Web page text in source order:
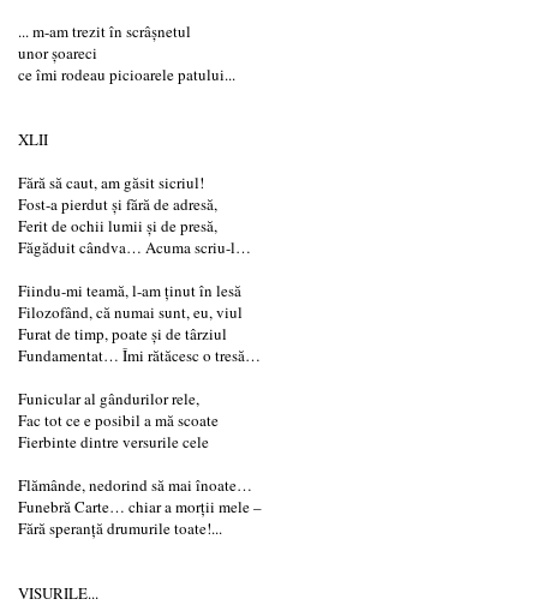
... m-am trezit în scrâşnetul
unor şoareci
ce îmi rodeau picioarele patului...
XLII
Fără să caut, am găsit sicriul!
Fost-a pierdut şi fără de adresă,
Ferit de ochii lumii şi de presă,
Făgăduit cândva… Acuma scriu-l…
Fiindu-mi teamă, l-am ţinut în lesă
Filozofând, că numai sunt, eu, viul
Furat de timp, poate şi de târziul
Fundamentat… Îmi rătăcesc o tresă…
Funicular al gândurilor rele,
Fac tot ce e posibil a mă scoate
Fierbinte dintre versurile cele
Flămânde, nedorind să mai înoate…
Funebră Carte… chiar a morţii mele –
Fără speranţă drumurile toate!...
VISURILE...